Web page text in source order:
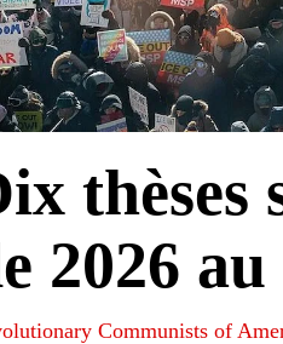
thèses
2026
Communists of